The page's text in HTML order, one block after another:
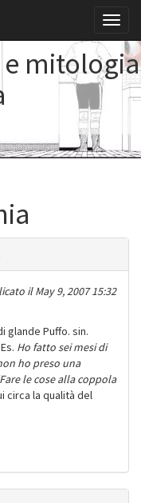
mitologia
ilMay 9, 2007 15:32
glande Puffo. sin.
Ho fatto sei mesi di
ho preso una
le cose alla coppola
circa la qualità del